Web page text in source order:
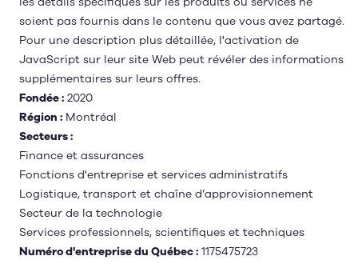
soient pas fournis dans le contenu que vous avez partagé.
Pour une description plus détaillée, l'activation de
JavaScript sur leur site Web peut révéler des informations
supplémentaires sur leurs offres.
Fondée : 2020
Région : Montréal
Secteurs :
Finance et assurances
Fonctions d'entreprise et services administratifs
Logistique, transport et chaîne d’approvisionnement
Secteur de la technologie
Services professionnels, scientifiques et techniques
Numéro d'entreprise du Québec : 1175475723